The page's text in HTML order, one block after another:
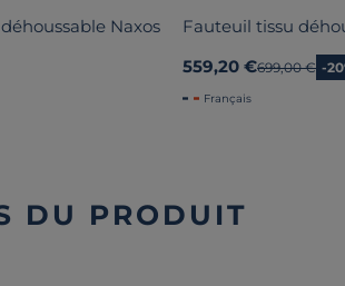
Naxos
Fauteuil tissu
559,20 €Ancien prix
699,00 € -
Français
DU PRODUIT